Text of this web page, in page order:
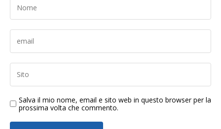
Salva il mio nome, email e sito web in questo browser per la
prossima volta che commento.